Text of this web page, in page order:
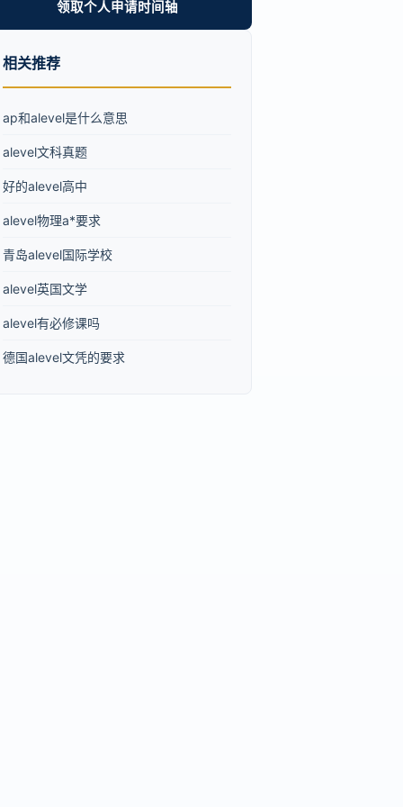
领取个人申请时间轴
相关推荐
ap和alevel是什么意思
alevel文科真题
好的alevel高中
alevel物理a*要求
青岛alevel国际学校
alevel英国文学
alevel有必修课吗
德国alevel文凭的要求